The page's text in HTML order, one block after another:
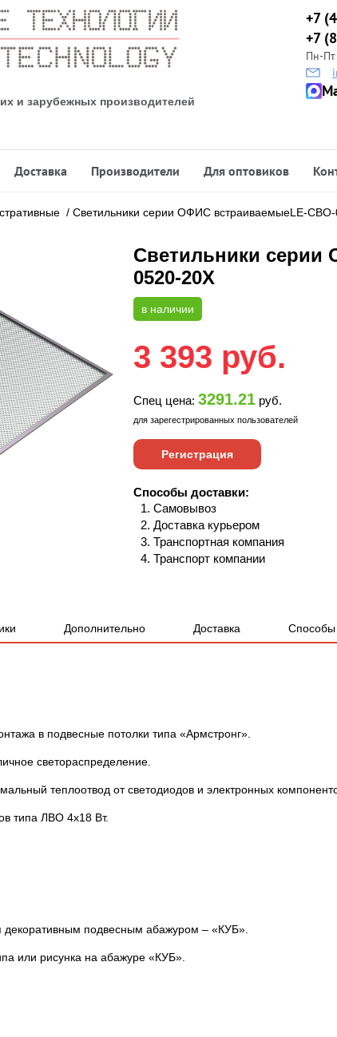
и зарубежных производителей
+7
+7
Пн-
Доставка Производители Для оптовиков
/ Светильники серии ОФИС встраиваемыеLE-
Светильники серии
0520-20Х
в наличии
3 393 руб.
Спец цена: 3291.21 руб.
для зарегестрированных пользователей
Регистрация
Способы доставки:
Самовывоз
Доставка курьером
Транспортная компания
Транспорт компании
Дополнительно Доставка
в подвесные потолки типа «Армстронг».
светораспределение.
теплоотвод от светодиодов и электронных
типа ЛВО 4х18 Вт.
декоративным подвесным абажуром – «КУБ».
или рисунка на абажуре «КУБ».